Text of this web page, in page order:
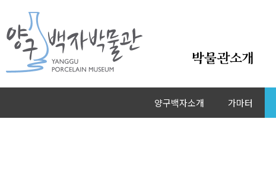
박물관소개
양구백자소개 가마터